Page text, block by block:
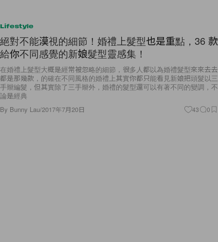
Lifestyle
絕對不能漠視的細節！婚禮上髮型也是重點，36 款
給你不同感覺的新娘髮型靈感集！
在婚禮上髮型大概是經常被忽略的細節，很多人都以為婚禮髮型來來去去
都是那幾款，的確在不同風格的婚禮上其實你都只能看見新娘把頭髮以三
手辮編髮，但其實除了三手辮外，婚禮的髮型還可以有著不同的變調，不
論是經典
By Bunny Lau/2017年7月20日 43 0